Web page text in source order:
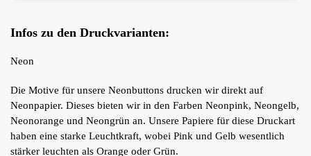
Infos zu den Druckvarianten:
Neon
Die Motive für unsere Neonbuttons drucken wir direkt auf
Neonpapier. Dieses bieten wir in den Farben Neonpink, Neongelb,
Neonorange und Neongrün an. Unsere Papiere für diese Druckart
haben eine starke Leuchtkraft, wobei Pink und Gelb wesentlich
stärker leuchten als Orange oder Grün.